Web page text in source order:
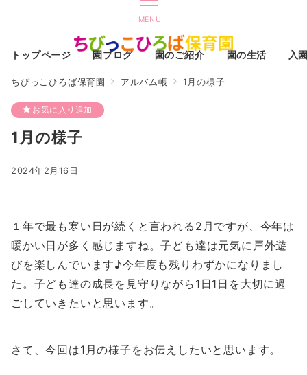
MENU
トップページ 園ブログ 園のご紹介 園の生活 入
ちびっこひろば保育園 アルバム帳 1月の様子
お気に入り追加
1月の様子
2024年2月16日
１年で最も寒い日が続くと言われる2月ですが、今年は
暖かい日が多く感じますね。子ども達は元気に戸外遊
びを楽しんでいます♪今年度も残りわずかになりまし
た。子ども達の成長を見守りながら1日1日を大切に過
ごしていきたいと思います。
さて、今回は1月の様子をお伝えしたいと思います。